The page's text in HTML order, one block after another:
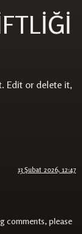
Edit or delete it,
13 Şubat 2026, 12:47
comments, please